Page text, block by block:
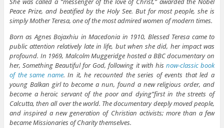
Peace Prize, and beatified by the Holy See. But for most people, she is
simply Mother Teresa, one of the most admired women of modern times.
Born as Agnes Bojaxhiu in Macedonia in 1910, Blessed Teresa came to
public attention relatively late in life, but when she did, her impact was
profound. In 1969, Malcolm Muggeridge hosted a BBC documentary on
her, Something Beautiful for God, following it with his now-classic book
of the same name. In it, he recounted the series of events that led a
young Balkan girl to become a nun, found a new religious order, and
become a heroic servant of the poor and dying”first in the streets of
Calcutta, then all over the world. The documentary deeply moved people,
and inspired a new generation of Christian activists; more than a few
became Missionaries of Charity themselves.